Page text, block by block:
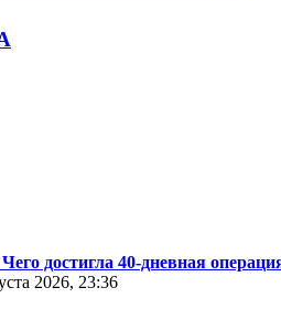
достигла 40-дневная
2026, 23:36